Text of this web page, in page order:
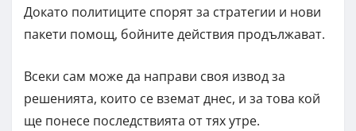
Докато политиците спорят за стратегии и нови
пакети помощ, бойните действия продължават.
Всеки сам може да направи своя извод за
решенията, които се вземат днес, и за това кой
ще понесе последствията от тях утре.